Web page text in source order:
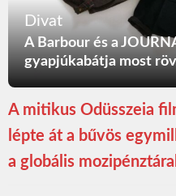
Divat
A Barbour és a
gyapjúkabátja most
A mitikus Odüsszeia
lépte át a bűvös
a globális